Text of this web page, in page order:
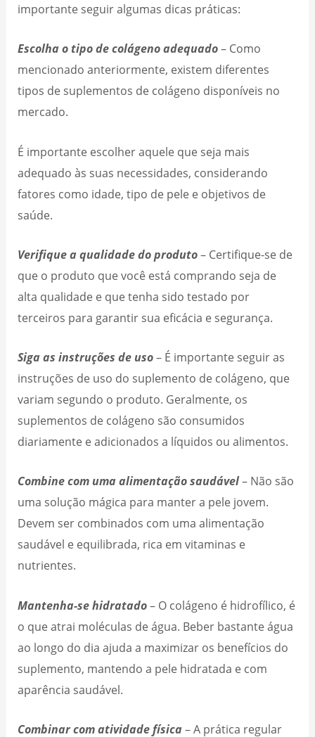
importante seguir algumas dicas práticas:
Escolha o tipo de colágeno adequado– Como
mencionado anteriormente, existem diferentes
tipos de suplementos de colágeno disponíveis no
mercado.
É importante escolher aquele que seja mais
adequado às suas necessidades, considerando
fatores como idade, tipo de pele e objetivos de
saúde.
Verifique a qualidade do produto– Certifique-se de
que o produto que você está comprando seja de
alta qualidade e que tenha sido testado por
terceiros para garantir sua eficácia e segurança.
Siga as instruções de uso– É importante seguir as
instruções de uso do suplemento de colágeno, que
variam segundo o produto. Geralmente, os
suplementos de colágeno são consumidos
diariamente e adicionados a líquidos ou alimentos.
Combine com uma alimentação saudável– Não são
uma solução mágica para manter a pele jovem.
Devem ser combinados com uma alimentação
saudável e equilibrada, rica em vitaminas e
nutrientes.
Mantenha-se hidratado– O colágeno é hidrofílico, é
o que atrai moléculas de água. Beber bastante água
ao longo do dia ajuda a maximizar os benefícios do
suplemento, mantendo a pele hidratada e com
aparência saudável.
Combinar com atividade física – A prática regular